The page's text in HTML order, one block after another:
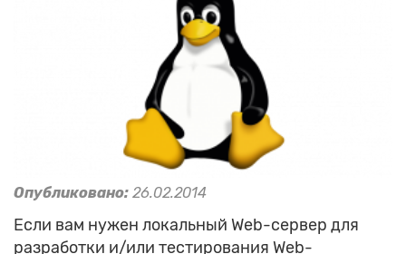
Опубликовано: 26.02.2014
Если вам нужен локальный Web-сервер для
разработки и/или тестирования Web-